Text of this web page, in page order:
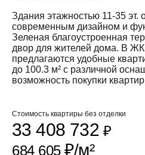
Здания этажностью 11-35 эт.
современным дизайном и
Зеленая благоустроенная
двор для жителей дома. В
предлагаются удобные
до 100.3 м² с различной
возможность покупки
Стоимость квартиры без отделки
33 408 732₽
684 605₽/м²